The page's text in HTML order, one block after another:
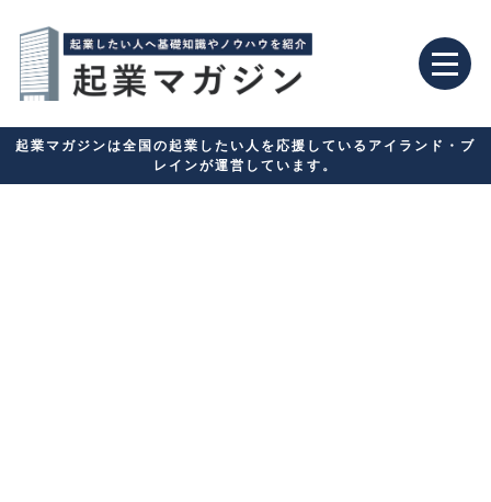
起業マガジンは全国の起業したい人を応援しているアイランド・ブ
レインが運営しています。